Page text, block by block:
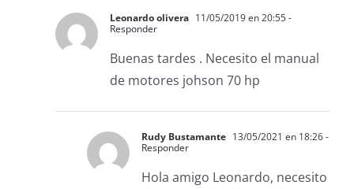
Leonardo olivera 11/05/2019 en 20:55-
Responder
Buenas tardes . Necesito el manual
de motores johson 70 hp
Rudy Bustamante 13/05/2021 en 18:26-
Responder
Hola amigo Leonardo, necesito